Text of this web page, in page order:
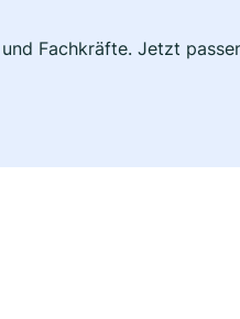
Fachkräfte. Jetzt